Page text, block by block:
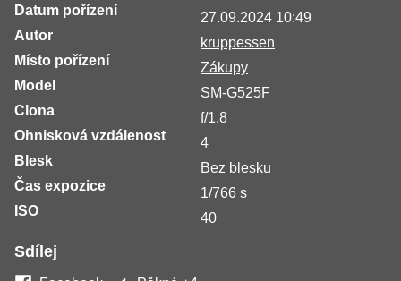
Datum pořízení
27.09.2024 10:49
Autor
kruppessen
Místo pořízení
Zákupy
Model
SM-G525F
Clona
f/1.8
Ohnisková vzdálenost
4
Blesk
Bez blesku
Čas expozice
1/766 s
ISO
40
Sdílej